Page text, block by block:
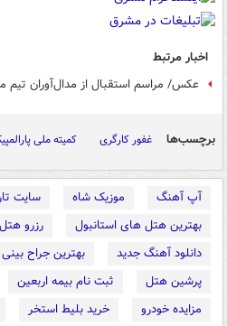
اخبار مرتبط
عکس/ مراسم استقبال از مدال‌آوران تیم
برچسب‌ها غفور کارگری کمیته ملی
آپ آهنگ موزیک شاه
سایت
بهترین هتل های استانبول
رزرو
دانلود آهنگ جدید
بهترین جراح
پرشین هتل
ثبت نام بیمه اربعین
مزایده خودرو
خرید بلیط استخر